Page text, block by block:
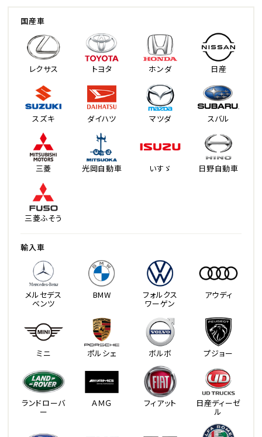
国産車
レクサス トヨタ ホンダ 日産
スズキ ダイハツ マツダ スバル
三菱 光岡自動車 いすゞ 日野自動車
三菱ふそう
輸入車
メルセデス
ベンツ
BMW フォルクス
ワーゲン
アウディ
ミニ ポルシェ ボルボ プジョー
ランドローバ
ー
ＡＭＧ フィアット 日産ディーゼ
ル